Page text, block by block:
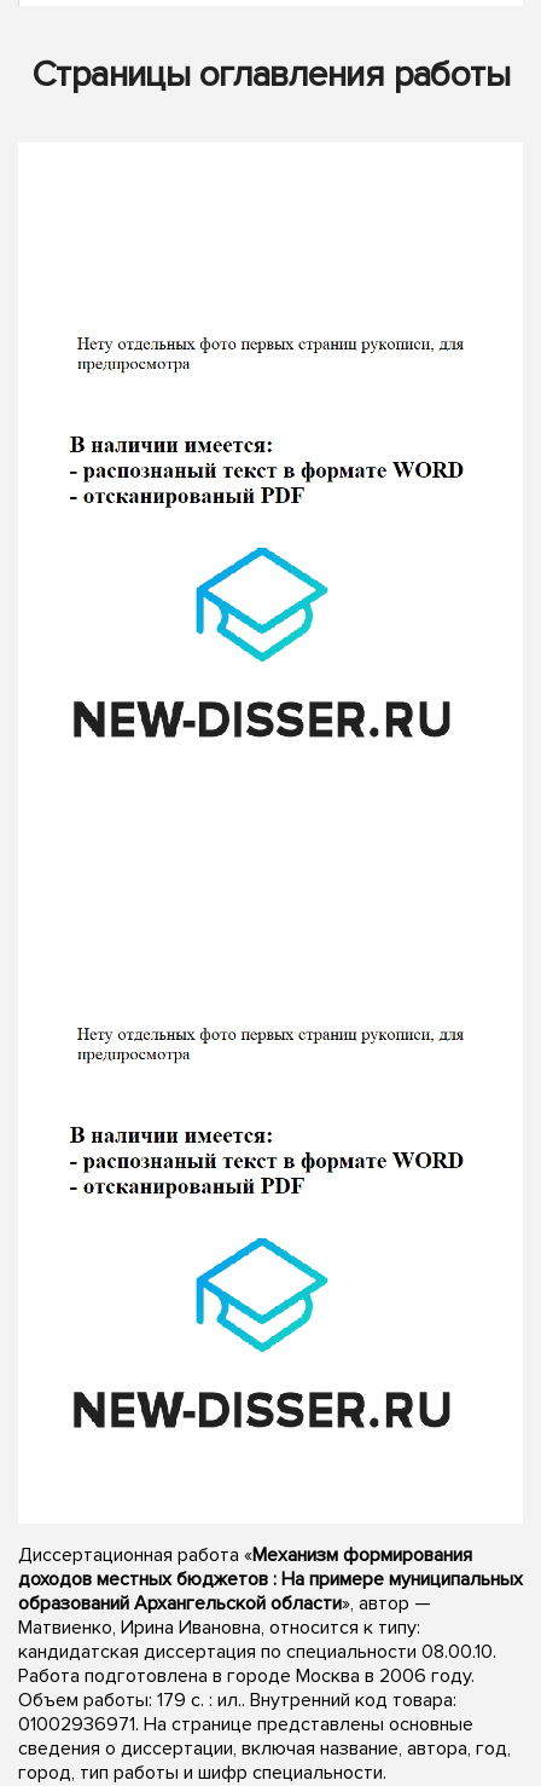
Страницы оглавления работы
Диссертационная работа «Механизм формирования
доходов местных бюджетов : На примере муниципальных
образований Архангельской области», автор —
Матвиенко, Ирина Ивановна, относится к типу:
кандидатская диссертация по специальности 08.00.10.
Работа подготовлена в городе Москва в 2006 году.
Объем работы: 179 с. : ил.. Внутренний код товара:
01002936971. На странице представлены основные
сведения о диссертации, включая название, автора, год,
город, тип работы и шифр специальности.